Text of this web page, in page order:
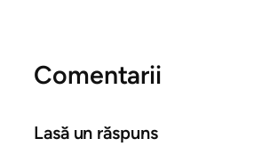
Comentarii
Lasă un răspuns